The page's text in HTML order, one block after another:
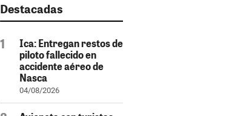
Destacadas
Ica: Entregan restos de
piloto fallecido en
accidente aéreo de
Nasca
04/08/2026